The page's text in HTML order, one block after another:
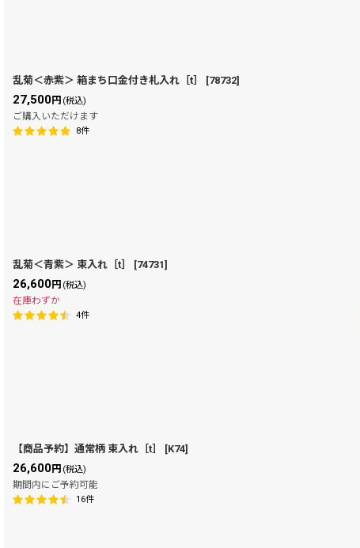
乱菊＜赤紫＞ 箱まち口金付き札入れ［t］ [78732]
27,500円 (税込)
ご購入いただけます
8件
乱菊＜青紫＞ 束入れ［t］ [74731]
26,600円 (税込)
在庫わずか
4件
【商品予約】通常柄 束入れ［t］ [K74]
26,600円 (税込)
期間内にご予約可能
16件